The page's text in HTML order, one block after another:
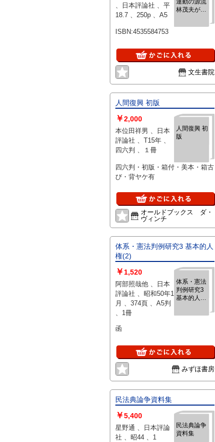
林茂夫が残
、日本評論社 、平
18.7 、250p 、A5
ISBN:4535584753
文生書院
人間復興 初版
人間復興 初
版
￥2,000
本位田祥男 、日本
評論社 、T15年 、
四六判 、１冊
四六判・初版・箱付・美本・箱古
び・背ヤケ有
オールドブックス ダ・
ヴィンチ
体系・憲法判例研究3 基本的人
権(2)
体系・憲法
判例研究3
基本的人権
￥ 1,520
阿部照哉他 、日本
評論社 、昭和50年1
月 、374頁 、A5判
、1冊
函
みずほ書房
民法典論争資料集
民法典論争
資料集
￥5,400
星野通 、日本評論
社 、昭44 、1